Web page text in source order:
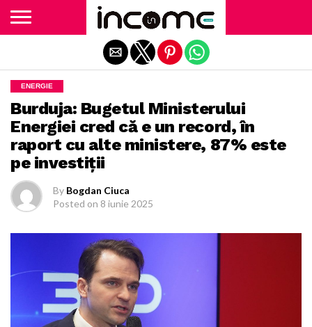
ENERGIE
Burduja: Bugetul Ministerului
Energiei cred că e un record, în
raport cu alte ministere, 87% este
pe investiţii
By Bogdan Ciuca
Posted on 8 iunie 2025
Exit mobile version